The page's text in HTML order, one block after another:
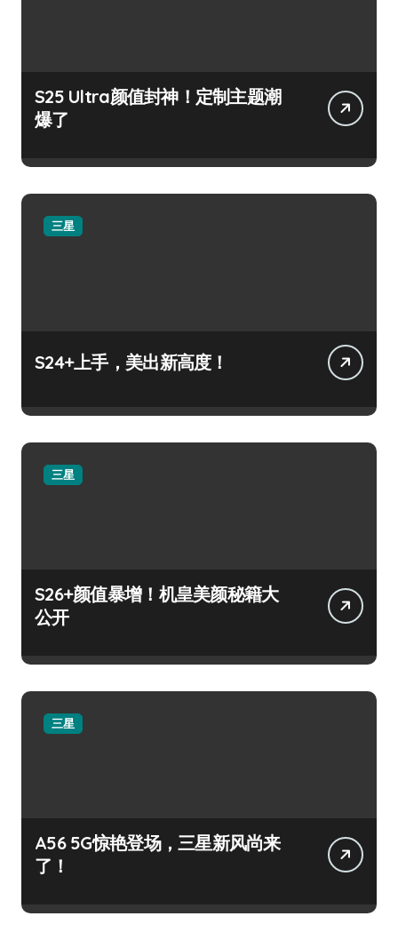
S25 Ultra颜值封神！定制主题潮
爆了
三星
S24+上手，美出新高度！
三星
S26+颜值暴增！机皇美颜秘籍大
公开
三星
A56 5G惊艳登场，三星新风尚来
了！